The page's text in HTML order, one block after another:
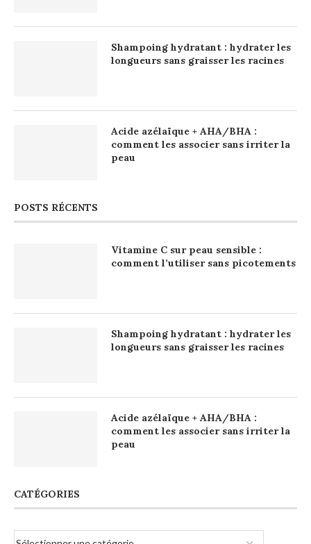
Shampoing hydratant : hydrater les
longueurs sans graisser les racines
Acide azélaïque + AHA/BHA :
comment les associer sans irriter la
peau
POSTS RÉCENTS
Vitamine C sur peau sensible :
comment l’utiliser sans picotements
Shampoing hydratant : hydrater les
longueurs sans graisser les racines
Acide azélaïque + AHA/BHA :
comment les associer sans irriter la
peau
CATÉGORIES